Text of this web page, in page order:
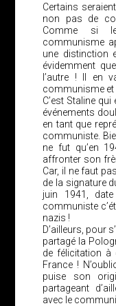
Certains
non pas de
Comme si
communisme
une distinction
évidemment
l’autre ! Il en
communisme et
C’est Staline
événements
en tant que
communiste.
ne fut qu’en
affronter son
Car, il ne faut
de la signature
juin 1941,
communiste
nazis !
D’ailleurs, pour
partagé la
de félicitation
France !
puise son
partageant
avec le